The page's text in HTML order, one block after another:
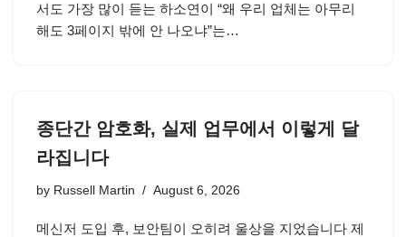
서도 가장 많이 듣는 하소연이 “왜 우리 업체는 아무리
해도 3페이지 밖에 안 나오냐”는…
종단간 암호화, 실제 업무에서 이렇게 달
라집니다
by Russell Martin August 6, 2026
메신저 도입 후, 보안팀이 오히려 울상을 지었습니다 제